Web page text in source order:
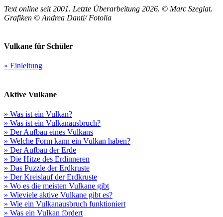
Text online seit 2001. Letzte Überarbeitung 2026. © Marc Szeglat.
Grafiken © Andrea Danti/ Fotolia
Vulkane für Schüler
» Einleitung
Aktive Vulkane
» Was ist ein Vulkan?
» Was ist ein Vulkanausbruch?
» Der Aufbau eines Vulkans
» Welche Form kann ein Vulkan haben?
» Der Aufbau der Erde
» Die Hitze des Erdinneren
» Das Puzzle der Erdkruste
» Der Kreislauf der Erdkruste
» Wo es die meisten Vulkane gibt
» Wieviele aktive Vulkane gibt es?
» Wie ein Vulkanausbruch funktioniert
» Was ein Vulkan fördert